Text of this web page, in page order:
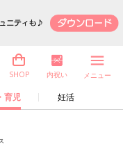
育児 妊活
SHOP 内祝い メニュー